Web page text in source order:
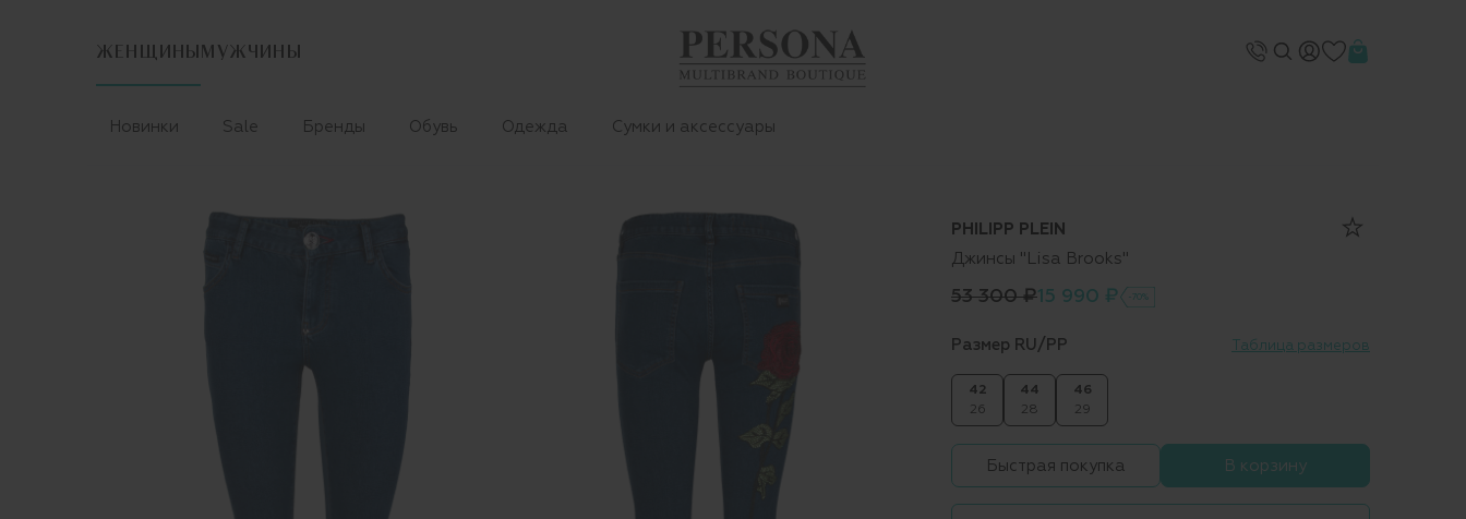
ЖЕНЩИНЫ МУЖЧИНЫ
Новинки Sale Бренды Обувь Одежда Сумки и аксессуары
PHILIPP PLEIN
Джинсы "Lisa Brooks"
53 300 ₽15 990 ₽ -70%
Размер RU/PP Таблица размеров
42
26
44
28
46
29
Быстрая покупка В корзину